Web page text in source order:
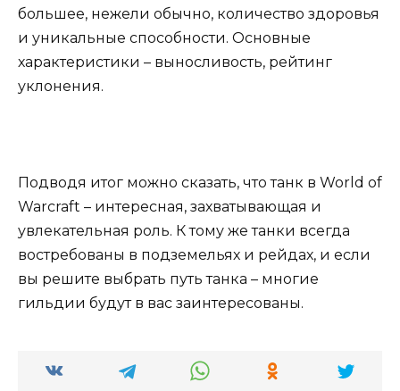
большее, нежели обычно, количество здоровья
и уникальные способности. Основные
характеристики – выносливость, рейтинг
уклонения.
Подводя итог можно сказать, что танк в World of
Warcraft – интересная, захватывающая и
увлекательная роль. К тому же танки всегда
востребованы в подземельях и рейдах, и если
вы решите выбрать путь танка – многие
гильдии будут в вас заинтересованы.